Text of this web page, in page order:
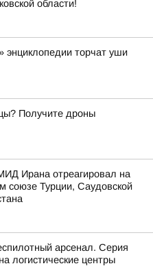
области!
энциклопедии торчат уши
Получите дроны
Ирана отреагировал на
союзе Турции, Саудовской
арсенал. Серия
логистические центры